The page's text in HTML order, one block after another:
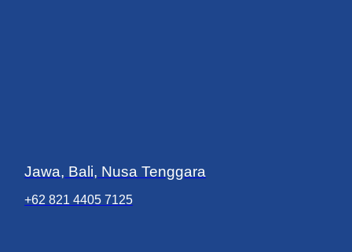
Jawa, Bali, Nusa Tenggara
+62 821 4405 7125